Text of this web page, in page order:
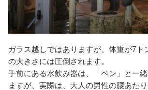
ガラス越しではありますが、体重が7ト
の大きさには圧倒されます。
手前にある水飲み器は、「ベン」と一
ますが、実際は、大人の男性の腰あた